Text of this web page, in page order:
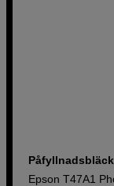
Epson T47A1